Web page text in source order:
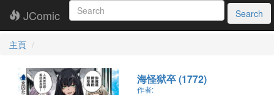
JComic Search
主頁
海怪狱卒 (1772)
作者: